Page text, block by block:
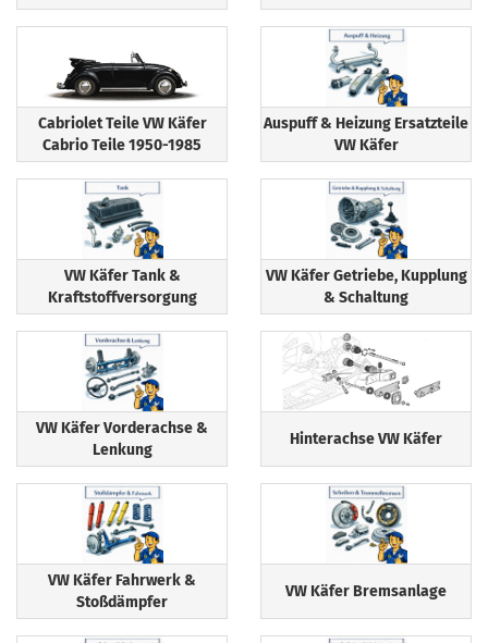
Cabriolet Teile VW Käfer
Cabrio Teile 1950-1985
Auspuff & Heizung Ersatzteile
VW Käfer
VW Käfer Tank &
Kraftstoffversorgung
VW Käfer Getriebe, Kupplung
& Schaltung
VW Käfer Vorderachse &
Lenkung
Hinterachse VW Käfer
VW Käfer Fahrwerk &
Stoßdämpfer
VW Käfer Bremsanlage